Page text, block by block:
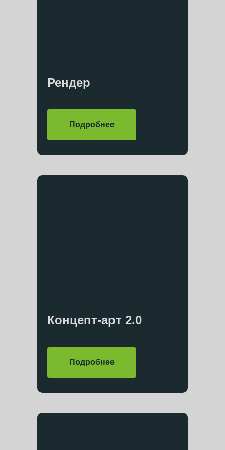
Рендер
Подробнее
Концепт-арт 2.0
Подробнее